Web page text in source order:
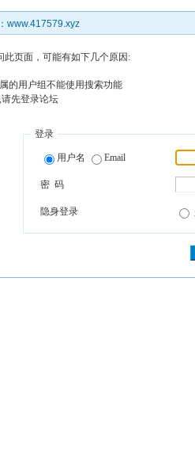
www.417579.xyz
此页面，可能有如下几个原因:
的用户组不能使用搜索功能
先登录论坛
登录
用户名 Email
密 码
隐身登录